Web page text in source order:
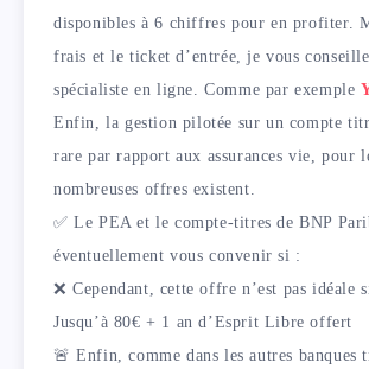
disponibles à 6 chiffres pour en profiter.
frais et le ticket d’entrée, je vous
spécialiste en ligne. Comme par exemple
Enfin, la gestion pilotée sur un compte
rare par rapport aux assurances vie, pour
nombreuses offres existent.
✅ Le PEA et le compte-titres de BNP
éventuellement vous convenir si :
❌ Cependant, cette offre n’est pas idéale
Jusqu’à 80€ + 1 an d’Esprit Libre offert
🚨 Enfin, comme dans les autres banques